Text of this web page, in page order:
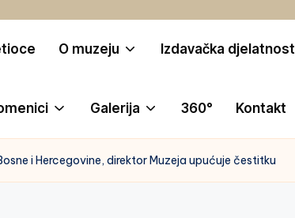
O muzeju Izdavačka djelatnost
Galerija 360° Kontakt
i Hercegovine, direktor Muzeja upućuje čestitku